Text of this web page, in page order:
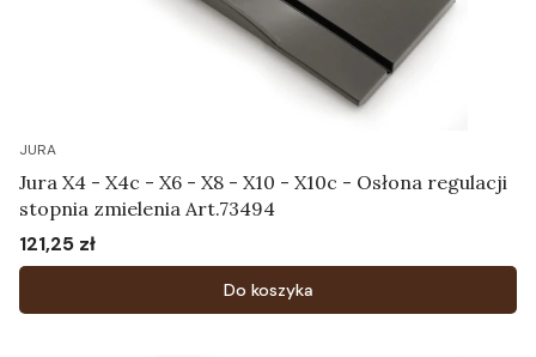
JURA
Jura X4 - X4c - X6 - X8 - X10 - X10c - Osłona regulacji
stopnia zmielenia Art.73494
Cena
121,25 zł
Do koszyka